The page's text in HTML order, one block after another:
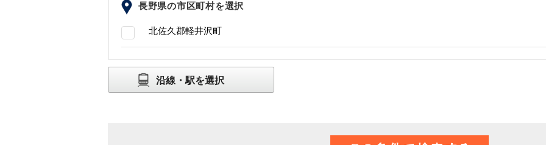
長野県の市区町村を選択
北佐久郡軽井沢町
沿線・駅を選択